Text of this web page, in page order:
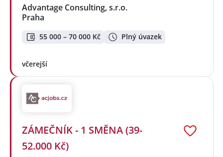
Advantage Consulting, s.r.o.
Praha
55 000 – 70 000 Kč Plný úvazek
včerejší
ZÁMEČNÍK - 1 SMĚNA (39-
52.000 Kč)